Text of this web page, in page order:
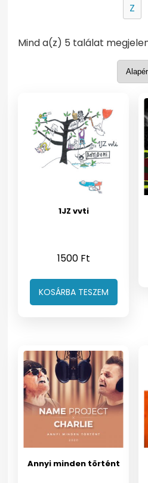
Z
Mind a(z) 5 találat
1JZ vvti
1500 Ft
KOSÁRBA TESZEM
Annyi minden történt